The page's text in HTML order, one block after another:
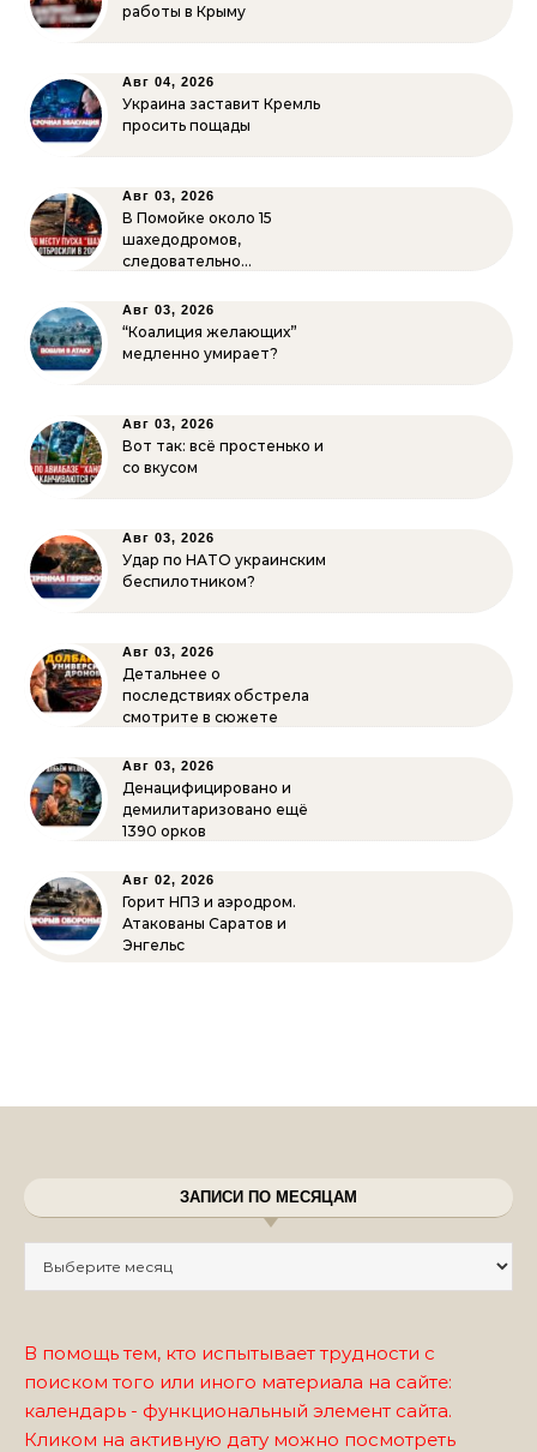
работы в Крыму
Авг 04, 2026
Украина заставит Кремль
просить пощады
Авг 03, 2026
В Помойке около 15
шахедодромов,
следовательно…
Авг 03, 2026
“Коалиция желающих”
медленно умирает?
Авг 03, 2026
Вот так: всё простенько и
со вкусом
Авг 03, 2026
Удар по НАТО украинским
беспилотником?
Авг 03, 2026
Детальнее о
последствиях обстрела
смотрите в сюжете
Авг 03, 2026
Денацифицировано и
демилитаризовано ещё
1390 орков
Авг 02, 2026
Горит НПЗ и аэродром.
Атакованы Саратов и
Энгельс
ЗАПИСИ ПО МЕСЯЦАМ
В помощь тем, кто испытывает трудности с
поиском того или иного материала на сайте:
календарь - функциональный элемент сайта.
Кликом на активную дату можно посмотреть